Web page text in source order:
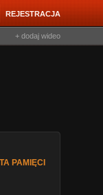
REJESTRACJA
+ dodaj wideo
PAMIĘCI